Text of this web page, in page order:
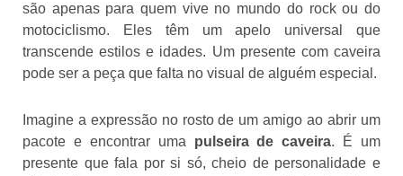
são apenas para quem vive no mundo do rock ou do
motociclismo. Eles têm um apelo universal que
transcende estilos e idades. Um presente com caveira
pode ser a peça que falta no visual de alguém especial.
Imagine a expressão no rosto de um amigo ao abrir um
pacote e encontrar uma pulseira de caveira. É um
presente que fala por si só, cheio de personalidade e